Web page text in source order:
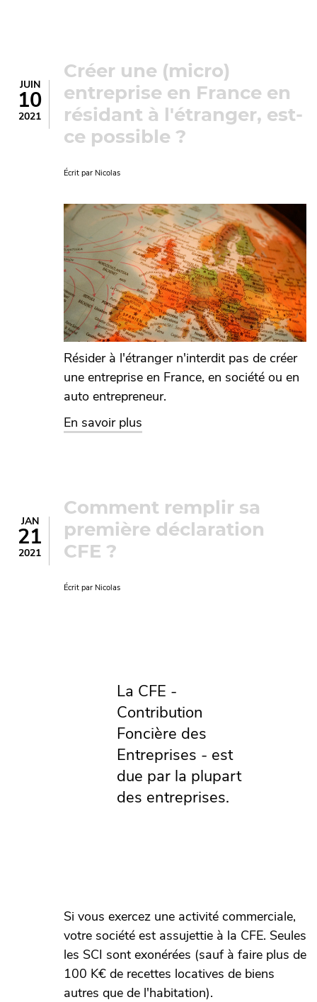
JUIN
10
2021
Créer une (micro)
entreprise en France en
résidant à l'étranger, est-
ce possible ?
Écrit par Nicolas
Image
Résider à l'étranger n'interdit pas de créer
une entreprise en France, en société ou en
auto entrepreneur.
En savoir plus
JAN
21
2021
Comment remplir sa
première déclaration
CFE ?
Écrit par Nicolas
La CFE -
Contribution
Foncière des
Entreprises - est
due par la plupart
des entreprises.
Si vous exercez une activité commerciale,
votre société est assujettie à la CFE. Seules
les SCI sont exonérées (sauf à faire plus de
100 K€ de recettes locatives de biens
autres que de l'habitation).